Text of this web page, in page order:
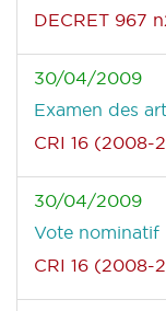
DECRET 967
30/04/2009
Examen des
CRI 16 (2008-
30/04/2009
Vote nominatif
CRI 16 (2008-